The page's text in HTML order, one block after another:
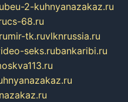
2-kuhnyanazakaz.ru
cs-68.ru
mir-tk.ruvlknrussia.ru
seks.rubankaribi.ru